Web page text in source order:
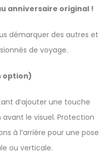
anniversaire original !
démarquer des autres et
de voyage.
option)
d’ajouter une touche
le visuel. Protection
à l’arrière pour une pose
ou verticale.